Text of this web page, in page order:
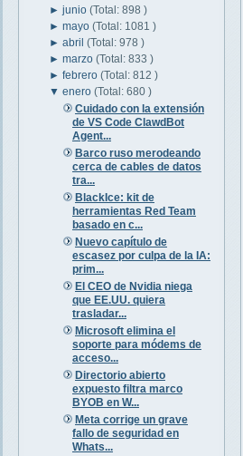
►junio(Total: 898 )
►mayo(Total: 1081 )
►abril(Total: 978 )
►marzo(Total: 833 )
►febrero(Total: 812 )
▼enero(Total: 680 )
Cuidado con la extensión
de VS Code ClawdBot
Agent...
Barco ruso merodeando
cerca de cables de datos
tra...
BlackIce: kit de
herramientas Red Team
basado en c...
Nuevo capítulo de
escasez por culpa de la IA:
prim...
El CEO de Nvidia niega
que EE.UU. quiera
trasladar...
Microsoft elimina el
soporte para módems de
acceso...
Directorio abierto
expuesto filtra marco
BYOB en W...
Meta corrige un grave
fallo de seguridad en
Whats...